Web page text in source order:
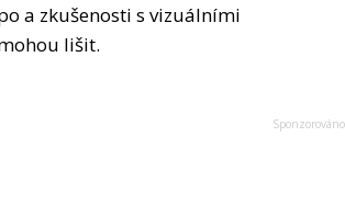
a zkušenosti s vizuálními
lišit.